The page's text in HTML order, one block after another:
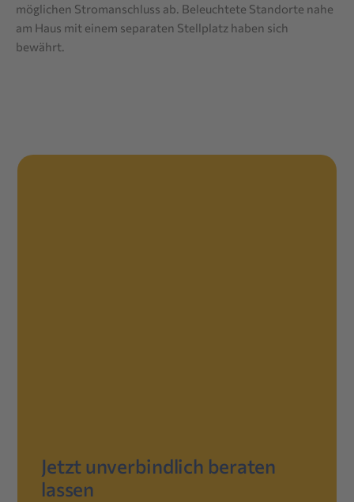
möglichen Stromanschluss ab. Beleuchtete Standorte nahe
am Haus mit einem separaten Stellplatz haben sich
bewährt.
Jetzt unverbindlich beraten
lassen